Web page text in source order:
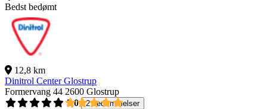
Bedst bedømt
12,8 km
Dinitrol Center Glostrup
Formervang 44 2600 Glostrup
5,0
2 bedømmelser